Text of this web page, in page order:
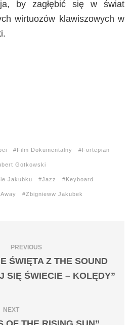
by zagłębić się w świat
wirtuozów klawiszowych w
Film Dokumentalny Fortepian
Gotkowski
Jakubku Jazz Keyboard
Zbignieww Jakubek
PREVIOUS
ŚWIĘTA Z THE SOUND
SIĘ ŚWIECIE – KOLĘDY”
NEXT